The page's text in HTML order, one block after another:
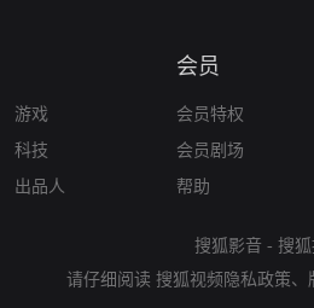
游戏
科技
出品人
会员
会员特权
会员剧场
帮助
搜狐影音 - 搜
请仔细阅读 搜狐视频隐私政策、